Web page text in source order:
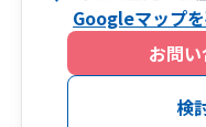
Googleマップ
お問
検